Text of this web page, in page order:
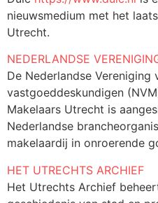
nieuwsmedium met het
Utrecht.
NEDERLANDSE
De Nederlandse Vereniging
vastgoeddeskundigen
Makelaars Utrecht is
Nederlandse
makelaardij in onroerende
HET UTRECHTS ARCHIEF
Het Utrechts Archief